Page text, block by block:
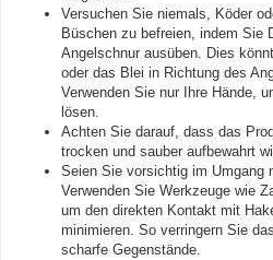
Versuchen Sie niemals, Köder
Büschen zu befreien, indem Sie
Angelschnur ausüben. Dies
oder das Blei in Richtung des
Verwenden Sie nur Ihre Hände,
lösen.
Achten Sie darauf, dass das
trocken und sauber aufbewahrt
Seien Sie vorsichtig im Umgang
Verwenden Sie Werkzeuge wie
um den direkten Kontakt mit
minimieren. So verringern Sie
scharfe Gegenstände.